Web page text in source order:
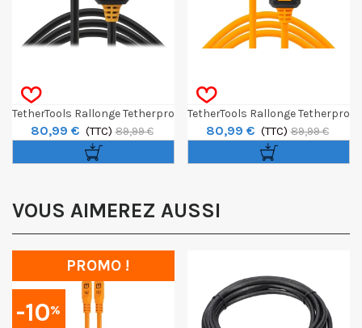
TetherTools Rallonge Tetherpro
Optima 10G USB-C Locking
System - Noir
80,99 € (TTC) 89,99 €
TetherTools Rallonge Tetherpro
Optima 10G USB-C Locking
System Orange
80,99 € (TTC) 89,99 €
VOUS AIMEREZ AUSSI
-10%
PROMO !